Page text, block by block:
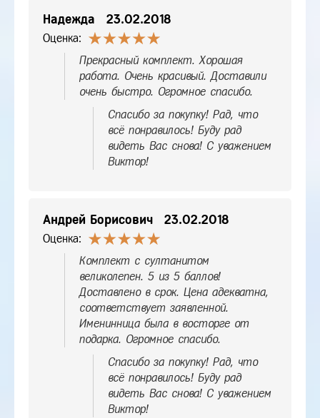
Надежда 23.02.2018
Оценка:
Прекрасный комплект. Хорошая
работа. Очень красивый. Доставили
очень быстро. Огромное спасибо.
Спасибо за покупку! Рад, что
всё понравилось! Буду рад
видеть Вас снова! С уважением
Виктор!
Андрей Борисович 23.02.2018
Оценка:
Комплект с султанитом
великолепен. 5 из 5 баллов!
Доставлено в срок. Цена адекватна,
соответствует заявленной.
Именинница была в восторге от
подарка. Огромное спасибо.
Спасибо за покупку! Рад, что
всё понравилось! Буду рад
видеть Вас снова! С уважением
Виктор!